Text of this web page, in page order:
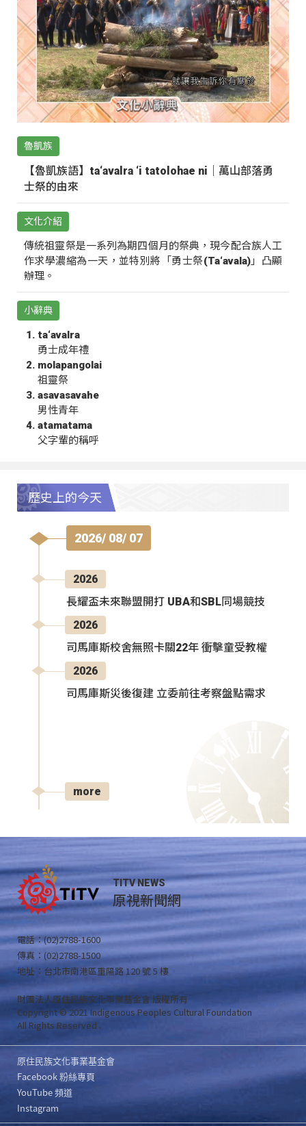
魯凱族
【魯凱族語】ta‘avalra ‘i tatolohae ni｜萬山部落勇
士祭的由來
文化介紹
傳統祖靈祭是一系列為期四個月的祭典，現今配合族人工
作求學濃縮為一天，並特別將「勇士祭(Ta‘avala)」凸顯
辦理。
小辭典
ta‘avalra
勇士成年禮
molapangolai
祖靈祭
asavasavahe
男性青年
atamatama
父字輩的稱呼
歷史上的今天
2026/ 08/ 07
2026
長耀盃未來聯盟開打 UBA和SBL同場競技
2026
司馬庫斯校舍無照卡關22年 衝擊童受教權
2026
司馬庫斯災後復建 立委前往考察盤點需求
more
TITV NEWS
原視新聞網
電話：(02)2788-1600
傳真：(02)2788-1500
地址：台北市南港區重陽路 120 號 5 樓
財團法人原住民族文化事業基金會 版權所有
Copyright © 2021 Indigenous Peoples Cultural Foundation
All Rights Reserved .
原住民族文化事業基金會
Facebook 粉絲專頁
YouTube 頻道
Instagram